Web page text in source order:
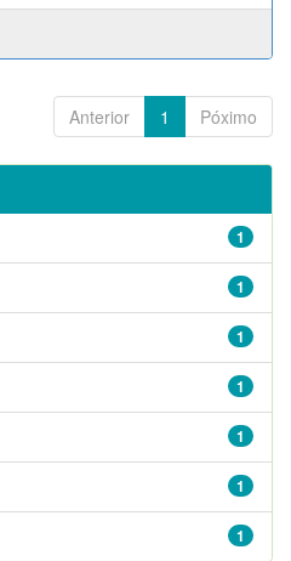
Anterior 1 Póximo
1
1
1
1
1
1
1